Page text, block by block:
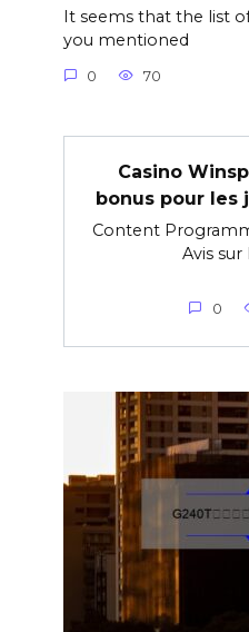
It seems that the list
you mentioned
0 70
Casino
bonus pour les
Content
Avis sur
0